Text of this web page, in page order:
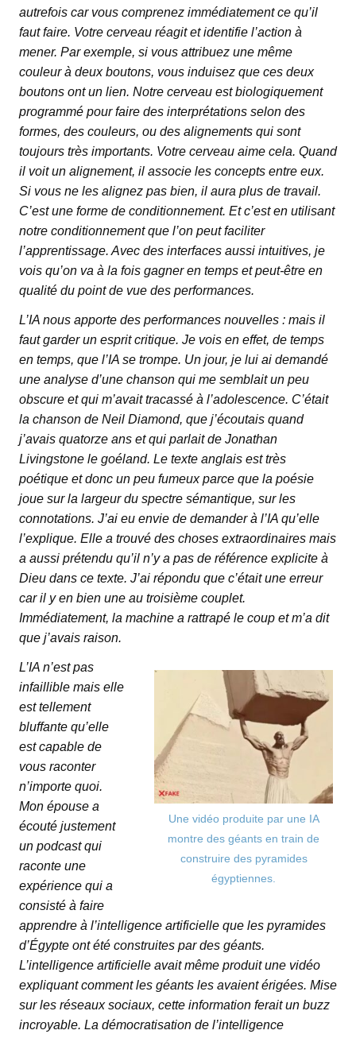
autrefois car vous comprenez immédiatement ce qu’il
faut faire. Votre cerveau réagit et identifie l’action à
mener. Par exemple, si vous attribuez une même
couleur à deux boutons, vous induisez que ces deux
boutons ont un lien. Notre cerveau est biologiquement
programmé pour faire des interprétations selon des
formes, des couleurs, ou des alignements qui sont
toujours très importants. Votre cerveau aime cela. Quand
il voit un alignement, il associe les concepts entre eux.
Si vous ne les alignez pas bien, il aura plus de travail.
C’est une forme de conditionnement. Et c’est en utilisant
notre conditionnement que l’on peut faciliter
l’apprentissage. Avec des interfaces aussi intuitives, je
vois qu’on va à la fois gagner en temps et peut-être en
qualité du point de vue des performances.
L’IA nous apporte des performances nouvelles : mais il
faut garder un esprit critique. Je vois en effet, de temps
en temps, que l’IA se trompe. Un jour, je lui ai demandé
une analyse d’une chanson qui me semblait un peu
obscure et qui m’avait tracassé à l’adolescence. C’était
la chanson de Neil Diamond, que j’écoutais quand
j’avais quatorze ans et qui parlait de Jonathan
Livingstone le goéland. Le texte anglais est très
poétique et donc un peu fumeux parce que la poésie
joue sur la largeur du spectre sémantique, sur les
connotations. J’ai eu envie de demander à l’IA qu’elle
l’explique. Elle a trouvé des choses extraordinaires mais
a aussi prétendu qu’il n’y a pas de référence explicite à
Dieu dans ce texte. J’ai répondu que c’était une erreur
car il y en bien une au troisième couplet.
Immédiatement, la machine a rattrapé le coup et m’a dit
que j’avais raison.
Une vidéo produite par une IA
montre des géants en train de
construire des pyramides
égyptiennes.
L’IA n’est pas
infaillible mais elle
est tellement
bluffante qu’elle
est capable de
vous raconter
n’importe quoi.
Mon épouse a
écouté justement
un podcast qui
raconte une
expérience qui a
consisté à faire
apprendre à l’intelligence artificielle que les pyramides
d’Égypte ont été construites par des géants.
L’intelligence artificielle avait même produit une vidéo
expliquant comment les géants les avaient érigées. Mise
sur les réseaux sociaux, cette information ferait un buzz
incroyable. La démocratisation de l’intelligence